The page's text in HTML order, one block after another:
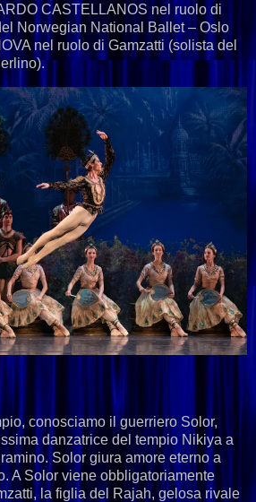
CASTELLANOS nel ruolo di
Norwegian National Ballet – Oslo
nel ruolo di Gamzatti (solista del
conosciamo il guerriero Solor,
danzatrice del tempio Nikiya a
Solor giura amore eterno a
A Solor viene obbligatoriamente
la figlia del Rajah, gelosa rivale